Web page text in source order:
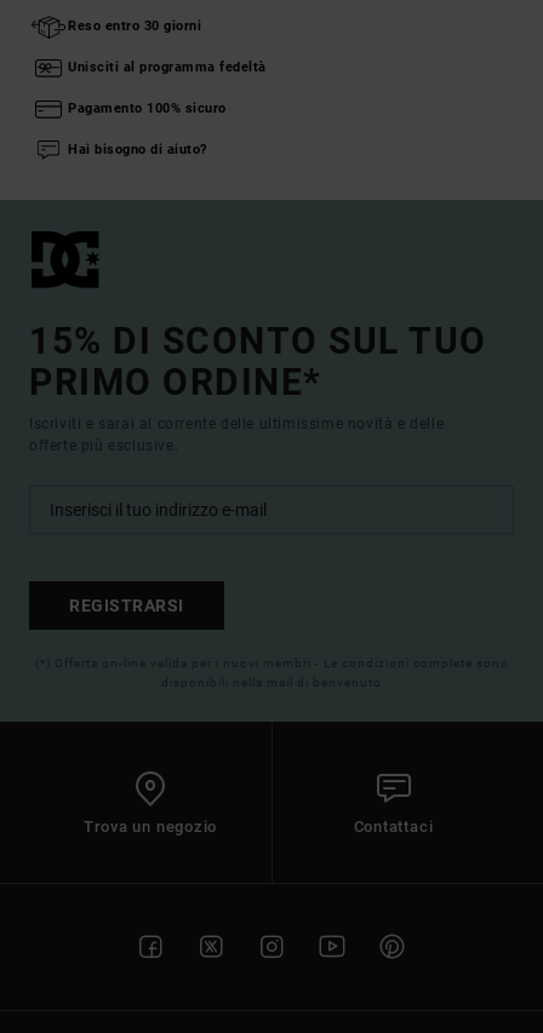
Reso entro 30 giorni
Unisciti al programma fedeltà
Pagamento 100% sicuro
Hai bisogno di aiuto?
15% DI SCONTO SUL TUO
PRIMO ORDINE*
Iscriviti e sarai al corrente delle ultimissime novità e delle
offerte più esclusive.
REGISTRARSI
(*) Offerta on-line valida per i nuovi membri - Le condizioni complete sono
disponibili nella mail di benvenuto
Trova un negozio Contattaci